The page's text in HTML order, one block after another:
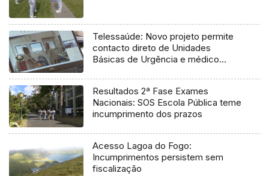
Telessaúde: Novo projeto permite
contacto direto de Unidades
Básicas de Urgência e médico
Resultados 2ª Fase Exames
Nacionais: SOS Escola Pública teme
incumprimento dos prazos
Acesso Lagoa do Fogo:
Incumprimentos persistem sem
fiscalização